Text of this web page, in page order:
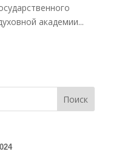
академии...
Поиск